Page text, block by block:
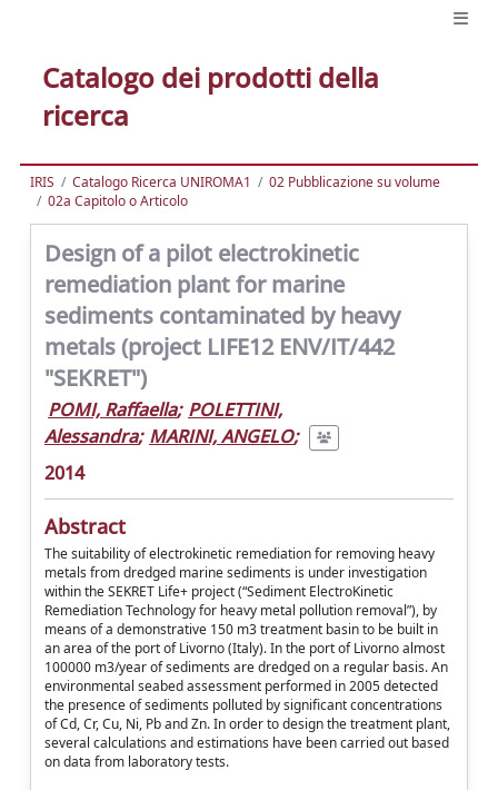
Catalogo dei prodotti della
ricerca
IRIS Catalogo Ricerca UNIROMA1
02 Pubblicazione su volume
02a Capitolo o Articolo
Design of a pilot electrokinetic
remediation plant for marine
sediments contaminated by heavy
metals (project LIFE12 ENV/IT/442
"SEKRET")
POMI, Raffaella; POLETTINI,
Alessandra; MARINI, ANGELO;
2014
Abstract
The suitability of electrokinetic remediation for removing heavy
metals from dredged marine sediments is under investigation
within the SEKRET Life+ project (“Sediment ElectroKinetic
Remediation Technology for heavy metal pollution removal”), by
means of a demonstrative 150 m3 treatment basin to be built in
an area of the port of Livorno (Italy). In the port of Livorno almost
100000 m3/year of sediments are dredged on a regular basis. An
environmental seabed assessment performed in 2005 detected
the presence of sediments polluted by significant concentrations
of Cd, Cr, Cu, Ni, Pb and Zn. In order to design the treatment plant,
several calculations and estimations have been carried out based
on data from laboratory tests.